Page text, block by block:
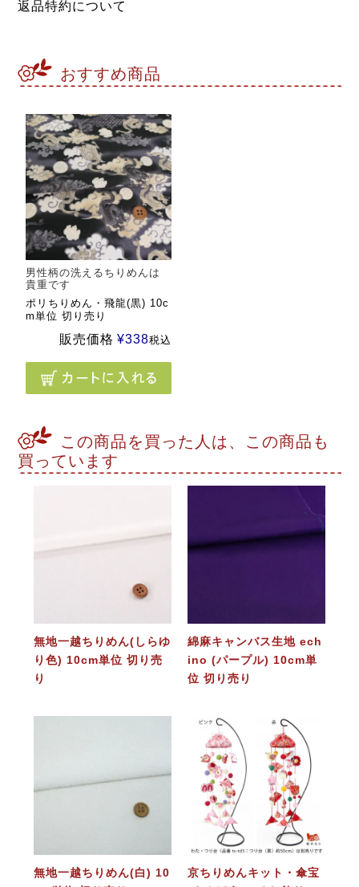
返品特約について
おすすめ商品
男性柄の洗えるちりめんは
貴重です
ポリちりめん・飛龍(黒) 10c
m単位 切り売り
販売価格 ¥338税込
この商品を買った人は、この商品も
買っています
無地一越ちりめん(しらゆ
り色) 10cm単位 切り売
り
綿麻キャンバス生地 ech
ino (パープル) 10cm単
位 切り売り
無地一越ちりめん(白) 10
京ちりめんキット・傘宝